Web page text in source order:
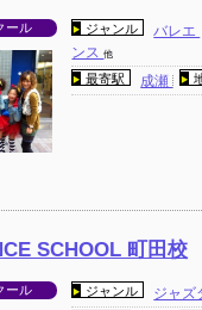
ール ジャンル バレエ
ンス他
最寄駅 成瀬
SCHOOL 町田校
ール ジャンル ジャズ